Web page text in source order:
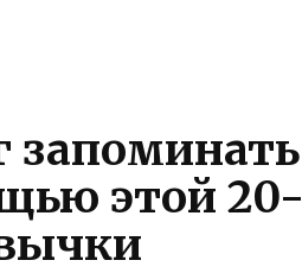
запоминать
этой 20-